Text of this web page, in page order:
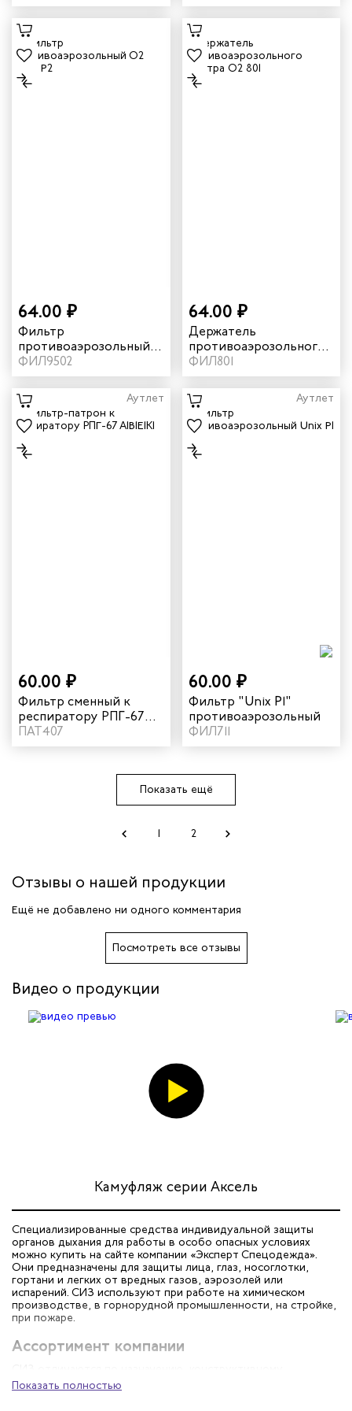
класса P1 R
клапаном выдоха цвет
белый
64.00 ₽
Фильтр
противоаэрозольный
О2 8N95 P2
ФИЛ9502
64.00 ₽
Держатель
противоаэрозольного
фильтра O2 801
ФИЛ801
Аутлет
60.00 ₽
Фильтр сменный к
респиратору РПГ-67
А1В1Е1К1
противогазовый
ПАТ407
Аутлет
60.00 ₽
Фильтр "Unix P1"
противоаэрозольный
ФИЛ711
Показать ещё
1 2
Отзывы о нашей продукции
Ещё не добавлено ни одного комментария
Посмотреть все отзывы
Видео о продукции
Камуфляж серии Аксель
Специализированные средства индивидуальной защиты
органов дыхания для работы в особо опасных условиях
можно купить на сайте компании «Эксперт Спецодежда».
Они предназначены для защиты лица, глаз, носоглотки,
гортани и легких от вредных газов, аэрозолей или
испарений. СИЗ используют при работе на химическом
производстве, в горнорудной промышленности, на стройке,
при пожаре.
Ассортимент компании
исполнению, степени защиты. На сайте нашего интернет-
магазина представлен выбор таких устройств:
Показать полностью